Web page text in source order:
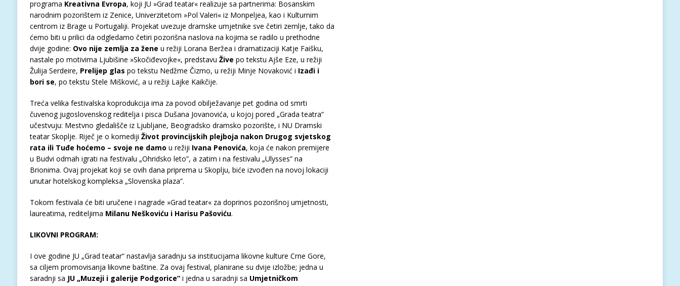
programa Kreativna Evropa, koji JU »Grad teatar« realizuje sa partnerima: Bosanskim
narodnim pozorištem iz Zenice, Univerzitetom »Pol Valeri« iz Monpeljea, kao i Kulturnim
centrom iz Brage u Portugaliji. Projekat uvezuje dramske umjetnike sve četiri zemlje, tako da
ćemo biti u prilici da odgledamo četiri pozorišna naslova na kojima se radilo u prethodne
dvije godine: Ovo nije zemlja za žene u režiji Lorana Beržea i dramatizaciji Katje Faišku,
nastale po motivima Ljubišine »Skočiđevojke«, predstavu Žive po tekstu Ajše Eze, u režiji
Žulija Serdeire, Prelijep glas po tekstu Nedžme Čizmo, u režiji Minje Novaković i Izađi i
bori se, po tekstu Stele Mišković, a u režiji Lajke Kaikčije.
Treća velika festivalska koprodukcija ima za povod obilježavanje pet godina od smrti
čuvenog jugoslovenskog reditelja i pisca Dušana Jovanovića, u kojoj pored „Grada teatra“
učestvuju: Mestvno gledališče iz Ljubljane, Beogradsko dramsko pozorište, i NU Dramski
teatar Skoplje. Riječ je o komediji Život provincijskih plejboja nakon Drugog svjetskog
rata ili Tuđe hoćemo – svoje ne damo u režiji Ivana Penovića, koja će nakon premijere
u Budvi odmah igrati na festivalu „Ohridsko leto”, a zatim i na festivalu „Ulysses” na
Brionima. Ovaj projekat koji se ovih dana priprema u Skoplju, biće izvođen na novoj lokaciji
unutar hotelskog kompleksa „Slovenska plaza”.
Tokom festivala će biti uručene i nagrade »Grad teatar« za doprinos pozorišnoj umjetnosti,
laureatima, rediteljima Milanu Neškoviću i Harisu Pašoviću.
LIKOVNI PROGRAM:
I ove godine JU „Grad teatar“ nastavlja saradnju sa institucijama likovne kulture Crne Gore,
sa ciljem promovisanja likovne baštine. Za ovaj festival, planirane su dvije izložbe; jedna u
saradnji sa JU „Muzeji i galerije Podgorice“i jedna u saradnji sa Umjetničkom